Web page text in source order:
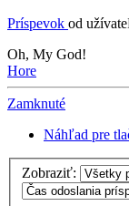
Príspevok od
Oh, My God!
Hore
Zamknuté
Náhľad pre
Zobraziť: